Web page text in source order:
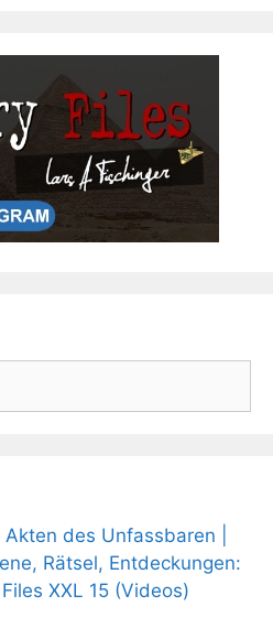
des Unfassbaren |
Rätsel, Entdeckungen:
XXL 15 (Videos)